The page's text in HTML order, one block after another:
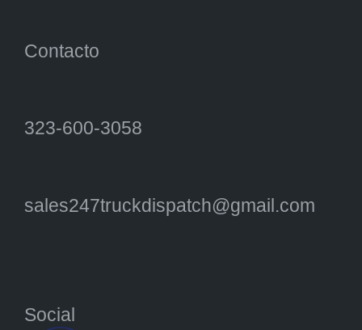
Contacto
323-600-3058
sales247truckdispatch@gmail.com
Social